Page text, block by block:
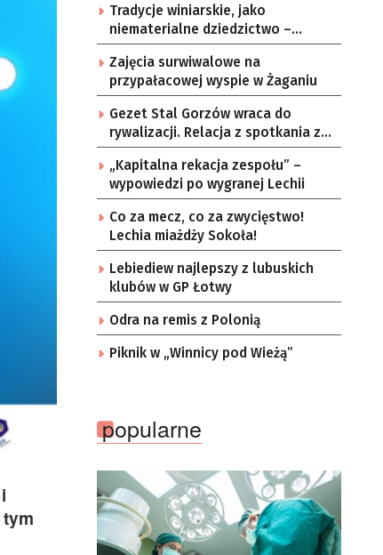
Tradycje winiarskie, jako
niematerialne dziedzictwo –
konsultacje i projekt
Zajęcia surwiwalowe na
przypałacowej wyspie w Żaganiu
Gezet Stal Gorzów wraca do
rywalizacji. Relacja z spotkania z
częstochowskimi lwami u nas!
„Kapitalna rekacja zespołu” –
wypowiedzi po wygranej Lechii
Co za mecz, co za zwycięstwo!
Lechia miażdży Sokoła!
Lebiediew najlepszy z lubuskich
klubów w GP Łotwy
Odra na remis z Polonią
Piknik w „Winnicy pod Wieżą”
popularne